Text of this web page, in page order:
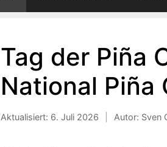
Tag der Piña
National Piña
Aktualisiert: 6. Juli 2026 Autor: Sven